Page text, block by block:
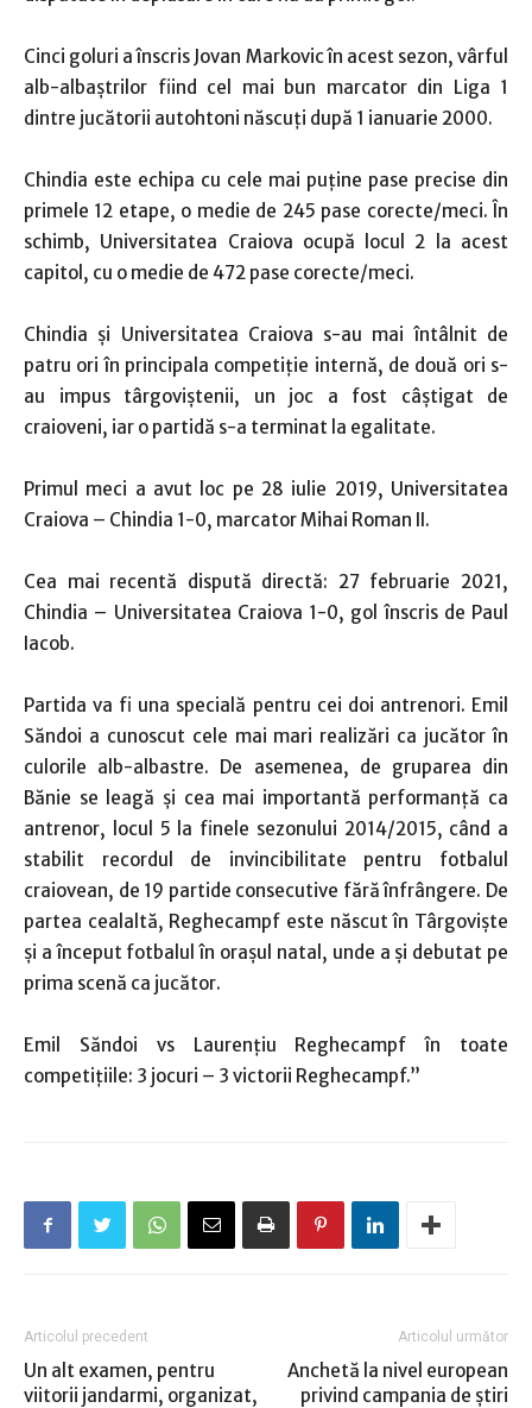
Cinci goluri a înscris Jovan Markovic în acest sezon, vârful
alb-albaştrilor fiind cel mai bun marcator din Liga 1
dintre jucătorii autohtoni născuţi după 1 ianuarie 2000.
Chindia este echipa cu cele mai puţine pase precise din
primele 12 etape, o medie de 245 pase corecte/meci. În
schimb, Universitatea Craiova ocupă locul 2 la acest
capitol, cu o medie de 472 pase corecte/meci.
Chindia şi Universitatea Craiova s-au mai întâlnit de
patru ori în principala competiţie internă, de două ori s-
au impus târgoviştenii, un joc a fost câştigat de
craioveni, iar o partidă s-a terminat la egalitate.
Primul meci a avut loc pe 28 iulie 2019, Universitatea
Craiova – Chindia 1-0, marcator Mihai Roman II.
Cea mai recentă dispută directă: 27 februarie 2021,
Chindia – Universitatea Craiova 1-0, gol înscris de Paul
Iacob.
Partida va fi una specială pentru cei doi antrenori. Emil
Săndoi a cunoscut cele mai mari realizări ca jucător în
culorile alb-albastre. De asemenea, de gruparea din
Bănie se leagă şi cea mai importantă performanţă ca
antrenor, locul 5 la finele sezonului 2014/2015, când a
stabilit recordul de invincibilitate pentru fotbalul
craiovean, de 19 partide consecutive fără înfrângere. De
partea cealaltă, Reghecampf este născut în Târgovişte
şi a început fotbalul în oraşul natal, unde a şi debutat pe
prima scenă ca jucător.
Emil Săndoi vs Laurenţiu Reghecampf în toate
competiţiile: 3 jocuri – 3 victorii Reghecampf.”
Articolul precedent
Un alt examen, pentru
viitorii jandarmi, organizat,
Articolul următor
Anchetă la nivel european
privind campania de ştiri